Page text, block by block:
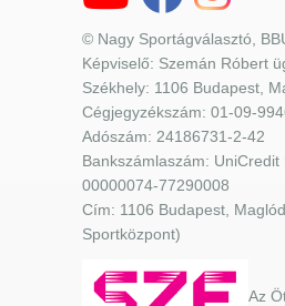
© Nagy Sportágválasztó,
Képviselő: Szemán Róbert
Székhely: 1106 Budapest,
Cégjegyzékszám: 01-09-
Adószám: 24186731-2-42
Bankszámlaszám:
00000074-77290008
Cím: 1106 Budapest,
Sportközpont)
Az